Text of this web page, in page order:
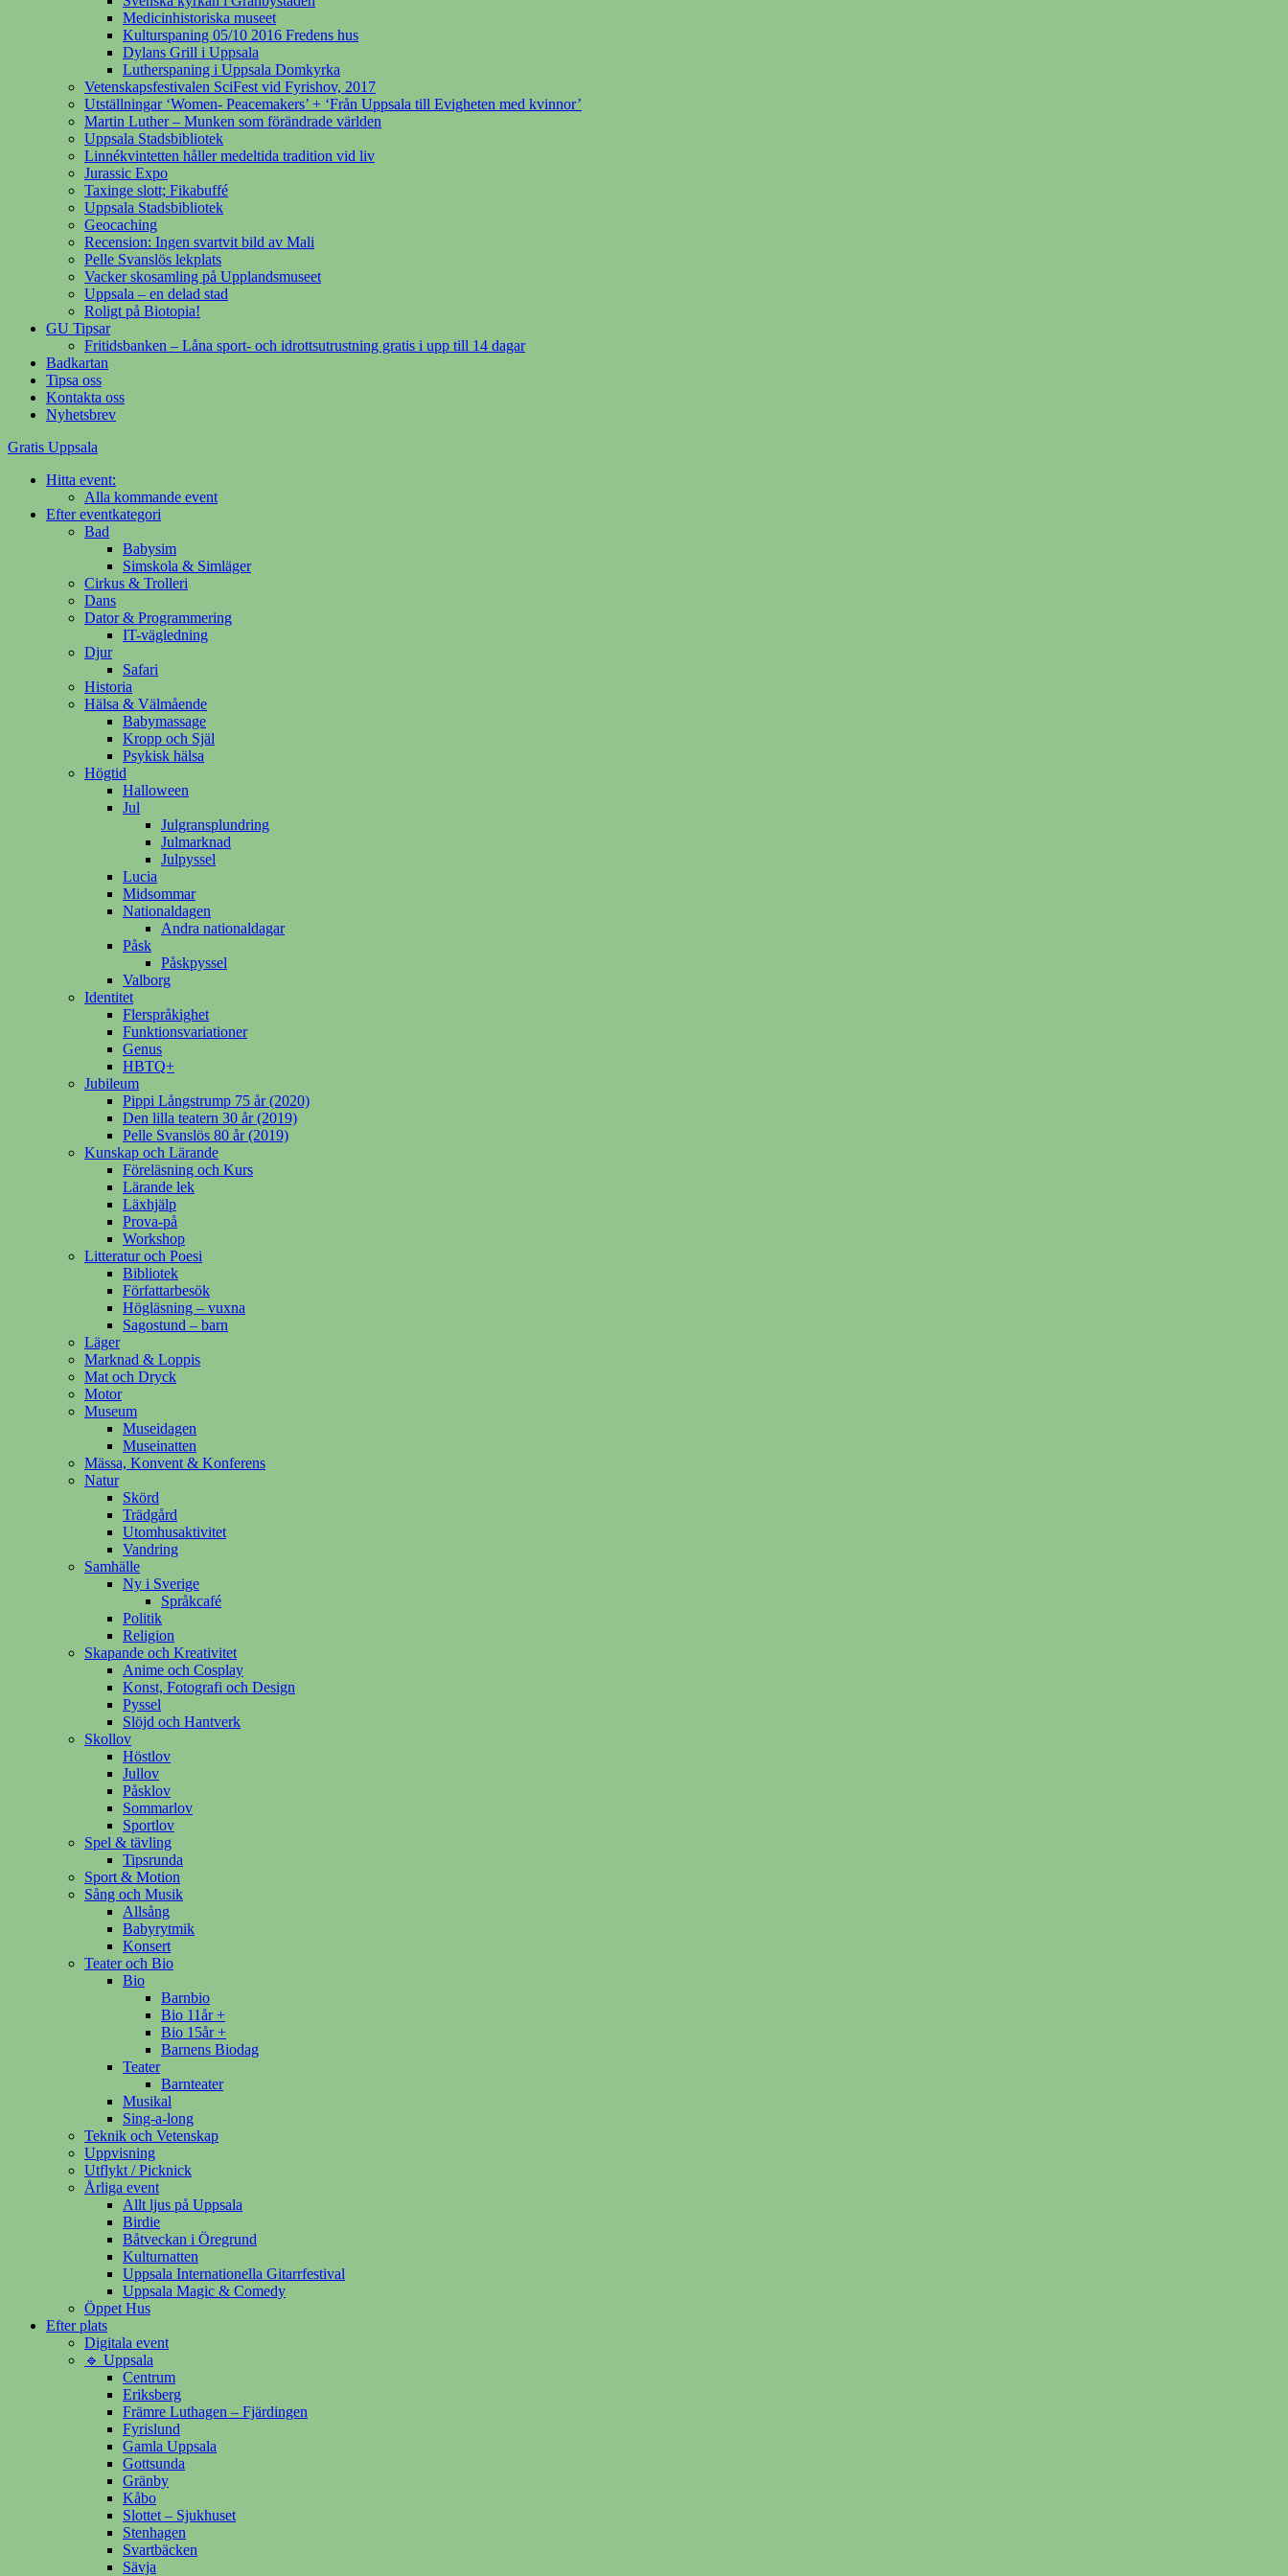
Medicinhistoriska museet
Kulturspaning 05/10 2016 Fredens hus
Dylans Grill i Uppsala
Lutherspaning i Uppsala Domkyrka
Vetenskapsfestivalen SciFest vid Fyrishov, 2017
Utställningar ‘Women- Peacemakers’ + ‘Från Uppsala till Evigheten med kvinnor’
Martin Luther – Munken som förändrade världen
Uppsala Stadsbibliotek
Linnékvintetten håller medeltida tradition vid liv
Jurassic Expo
Taxinge slott; Fikabuffé
Uppsala Stadsbibliotek
Geocaching
Recension: Ingen svartvit bild av Mali
Pelle Svanslös lekplats
Vacker skosamling på Upplandsmuseet
Uppsala – en delad stad
Roligt på Biotopia!
GU Tipsar
Fritidsbanken – Låna sport- och idrottsutrustning gratis i upp till 14 dagar
Badkartan
Tipsa oss
Kontakta oss
Nyhetsbrev
Gratis Uppsala
Din evenemangsguide på nätet
Hitta event:
Alla kommande event
Efter eventkategori
Bad
Babysim
Simskola & Simläger
Cirkus & Trolleri
Dans
Dator & Programmering
IT-vägledning
Djur
Safari
Historia
Hälsa & Välmående
Babymassage
Kropp och Själ
Psykisk hälsa
Högtid
Halloween
Jul
Julgransplundring
Julmarknad
Julpyssel
Lucia
Midsommar
Nationaldagen
Andra nationaldagar
Påsk
Påskpyssel
Valborg
Identitet
Flerspråkighet
Funktionsvariationer
Genus
HBTQ+
Jubileum
Pippi Långstrump 75 år (2020)
Den lilla teatern 30 år (2019)
Pelle Svanslös 80 år (2019)
Kunskap och Lärande
Föreläsning och Kurs
Lärande lek
Läxhjälp
Prova-på
Workshop
Litteratur och Poesi
Bibliotek
Författarbesök
Högläsning – vuxna
Sagostund – barn
Läger
Marknad & Loppis
Mat och Dryck
Motor
Museum
Museidagen
Museinatten
Mässa, Konvent & Konferens
Natur
Skörd
Trädgård
Utomhusaktivitet
Vandring
Samhälle
Ny i Sverige
Språkcafé
Politik
Religion
Skapande och Kreativitet
Anime och Cosplay
Konst, Fotografi och Design
Pyssel
Slöjd och Hantverk
Skollov
Höstlov
Jullov
Påsklov
Sommarlov
Sportlov
Spel & tävling
Tipsrunda
Sport & Motion
Sång och Musik
Allsång
Babyrytmik
Konsert
Teater och Bio
Bio
Barnbio
Bio 11år +
Bio 15år +
Barnens Biodag
Teater
Barnteater
Musikal
Sing-a-long
Teknik och Vetenskap
Uppvisning
Utflykt / Picknick
Årliga event
Allt ljus på Uppsala
Birdie
Båtveckan i Öregrund
Kulturnatten
Uppsala Internationella Gitarrfestival
Uppsala Magic & Comedy
Öppet Hus
Efter plats
Digitala event
🔹 Uppsala
Centrum
Eriksberg
Främre Luthagen – Fjärdingen
Fyrislund
Gamla Uppsala
Gottsunda
Gränby
Kåbo
Slottet – Sjukhuset
Stenhagen
Svartbäcken
Sävja